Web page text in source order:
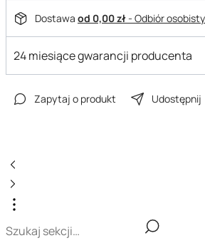
Dostawa od 0,00 zł- Odbiór
24 miesiące gwarancji producenta
Zapytaj o produkt Udostępnij